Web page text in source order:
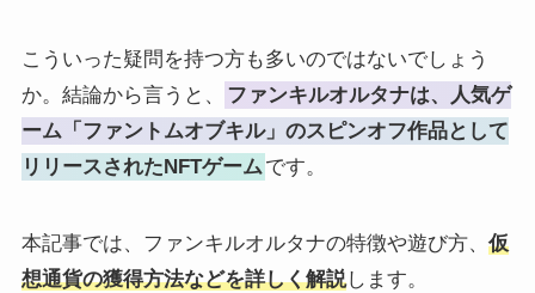
こういった疑問を持つ方も多いのではないでしょう
か。結論から言うと、
ファンキルオルタナは、人気ゲ
ーム「ファントムオブキル」のスピンオフ作品として
リリースされたNFTゲームです。
本記事では、ファンキルオルタナの特徴や遊び方、 仮
想通貨の獲得方法などを詳しく解説します。